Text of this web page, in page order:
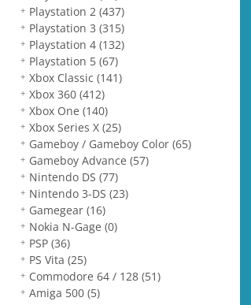
Playstation 2(437)
Playstation 3(315)
Playstation 4(132)
Playstation 5(67)
Xbox Classic(141)
Xbox 360(412)
Xbox One(140)
Xbox Series X(25)
Gameboy / Gameboy Color(65)
Gameboy Advance(57)
Nintendo DS(77)
Nintendo 3-DS(23)
Gamegear(16)
Nokia N-Gage(0)
PSP(36)
PS Vita(25)
Commodore 64 / 128(51)
Amiga 500(5)